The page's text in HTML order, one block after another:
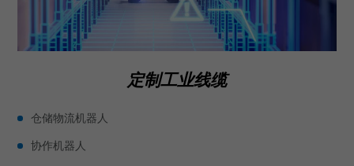
定制工业线缆
仓储物流机器人
协作机器人